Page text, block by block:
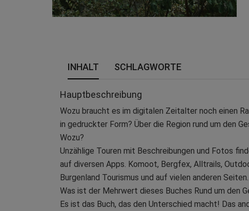
INHALT SCHLAGWORTE
Hauptbeschreibung
Wozu braucht es im digitalen Zeitalter noch einen
in gedruckter Form? Über die Region rund um den
Wozu?
Unzählige Touren mit Beschreibungen und Fotos
auf diversen Apps. Komoot, Bergfex, Alltrails,
Burgenland Tourismus und auf vielen anderen Seiten.
Was ist der Mehrwert dieses Buches Rund um den
Es ist das Buch, das den Unterschied macht! Das